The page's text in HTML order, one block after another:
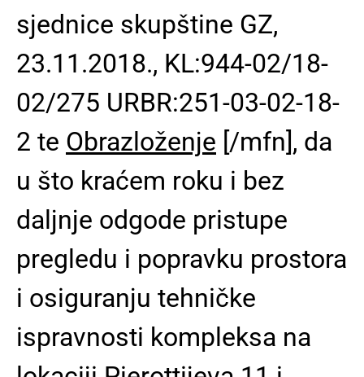
sjednice skupštine GZ,
23.11.2018., KL:944-02/18-
02/275 URBR:251-03-02-18-
2 te Obrazloženje [/mfn], da
u što kraćem roku i bez
daljnje odgode pristupe
pregledu i popravku prostora
i osiguranju tehničke
ispravnosti kompleksa na